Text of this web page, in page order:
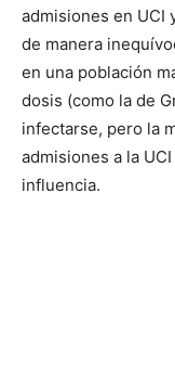
admisiones en UCI
de manera
en una población
dosis (como la de
infectarse, pero la
admisiones a la
influencia.